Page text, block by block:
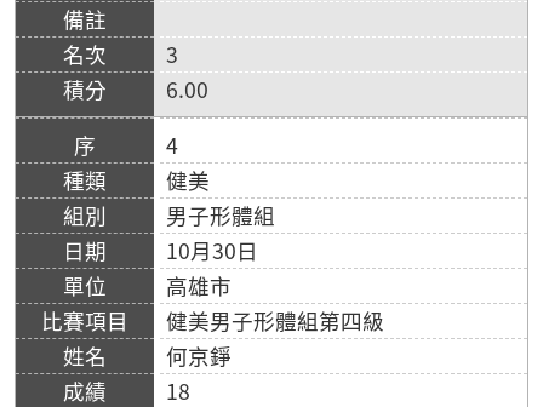
3
6.00
4
健美
男子形體組
10月30日
高雄市
健美男子形體組第四級
何京錚
18